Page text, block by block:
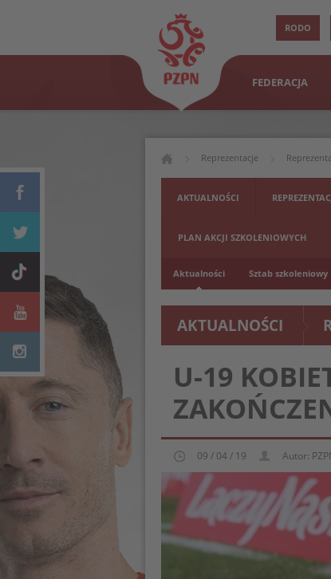
RODO
FEDERACJA
Reprezentacje
AKTUALNOŚCI
PLAN AKCJI SZKOLENIOWYCH
Aktualności Sztab szkoleniowy
AKTUALNOŚCI
U-19
09 / 04 / 19 Autor: